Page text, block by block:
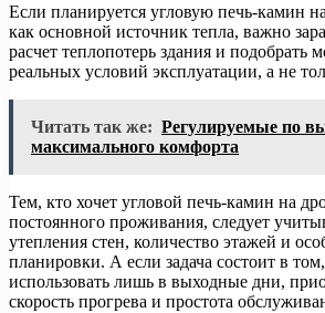
Если планируется угловую печь-камин
как основной источник тепла, важно
расчет теплопотерь здания и подобрать
реальных условий эксплуатации, а не
Читать так же: Регулируемые по
максимального комфорта
Тем, кто хочет угловой печь-камин на
постоянного проживания, следует
утепления стен, количество этажей и
планировки. А если задача состоит в
использовать лишь в выходные дни,
скорость прогрева и простота